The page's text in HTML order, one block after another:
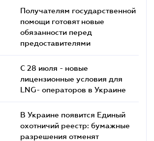
Получателям государственной
помощи готовят новые
обязанности перед
предоставителями
С 28 июля - новые
лицензионные условия для
LNG- операторов в Украине
В Украине появится Единый
охотничий реестр: бумажные
разрешения отменят